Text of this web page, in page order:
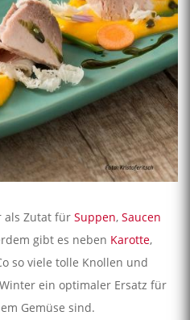
als Zutat für Suppen, Saucen
gibt es neben Karotte,
so viele tolle Knollen und
ein optimaler Ersatz für
Gemüse sind.